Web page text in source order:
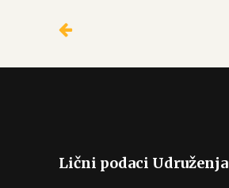
Lični podaci Udruženja